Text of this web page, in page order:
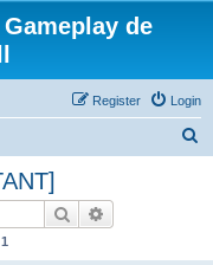
de
Login
Register
Search
1